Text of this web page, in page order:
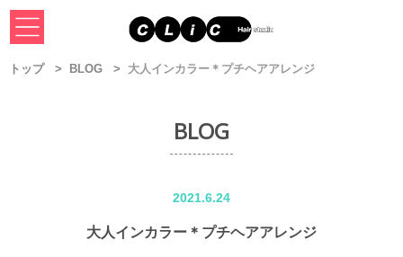
トップ BLOG 大人インカラー＊プチヘアアレンジ
BLOG
2021.6.24
大人インカラー＊プチヘアアレンジ